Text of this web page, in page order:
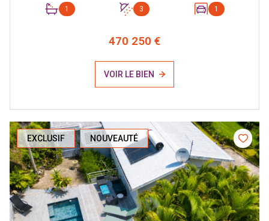
1 3 1
470 250 €
VOIR LE BIEN
EXCLUSIF NOUVEAUTÉ